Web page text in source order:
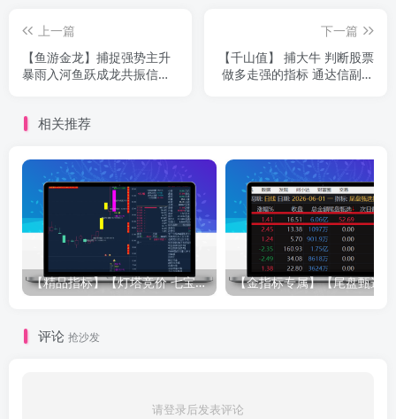
上一篇
【鱼游金龙】捕捉强势主升
暴雨入河鱼跃成龙共振信号
下一篇
【千山值】 捕大牛 判断股票
做多走强的指标 通达信副图
相关推荐
【精品指标】【灯塔竞价 七宝妙树 资金1号 龙年1号池】四合一完整版（众筹系列）
评论 抢沙发
请登录后发表评论